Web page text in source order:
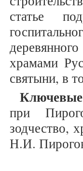
статье
храмами
святыни, в
Ключевые
при
зодчество,
Н.И.